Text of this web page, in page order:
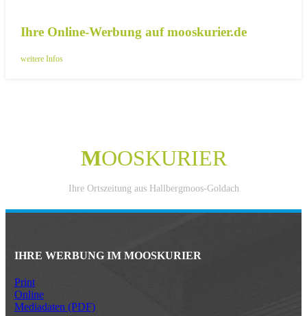
Ihre Online-Werbung auf mooskurier.de
weitere Infos
MOOSKURIER
Ihre Ortszeitung aus Hallbergmoos-Goldach
IHRE WERBUNG IM MOOSKURIER
Print
Online
Mediadaten (PDF)